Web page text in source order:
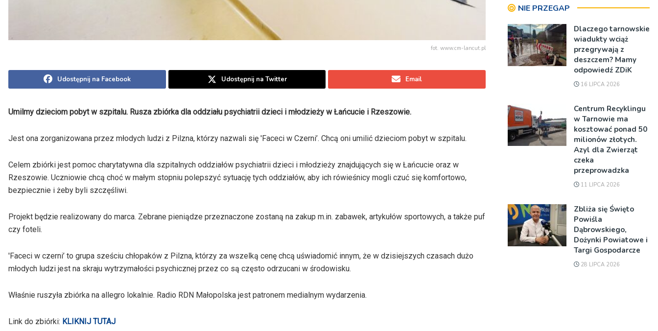
fot. www.cm-lancut.pl
Udostępnij na Facebook Udostępnij na Twitter Email
Umilmy dzieciom pobyt w szpitalu. Rusza zbiórka dla oddziału psychiatrii dzieci i młodzieży w Łańcucie i Rzeszowie.
Jest ona zorganizowana przez młodych ludzi z Pilzna, którzy nazwali się 'Faceci w Czerni’. Chcą oni umilić dzieciom pobyt w szpitalu.
Celem zbiórki jest pomoc charytatywna dla szpitalnych oddziałów psychiatrii dzieci i młodzieży znajdujących się w Łańcucie oraz w
Rzeszowie. Uczniowie chcą choć w małym stopniu polepszyć sytuację tych oddziałów, aby ich rówieśnicy mogli czuć się komfortowo,
bezpiecznie i żeby byli szczęśliwi.
Projekt będzie realizowany do marca. Zebrane pieniądze przeznaczone zostaną na zakup m.in. zabawek, artykułów sportowych, a także puf
czy foteli.
'Faceci w czerni’ to grupa sześciu chłopaków z Pilzna, którzy za wszelką cenę chcą uświadomić innym, że w dzisiejszych czasach dużo
młodych ludzi jest na skraju wytrzymałości psychicznej przez co są często odrzucani w środowisku.
Właśnie ruszyła zbiórka na allegro lokalnie. Radio RDN Małopolska jest patronem medialnym wydarzenia.
Link do zbiórki: KLIKNIJ TUTAJ
NIE PRZEGAP
Dlaczego tarnowskie
wiadukty wciąż
przegrywają z
deszczem? Mamy
odpowiedź ZDiK
16 LIPCA 2026
Centrum Recyklingu
w Tarnowie ma
kosztować ponad 50
milionów złotych.
Azyl dla Zwierząt
czeka
przeprowadzka
11 LIPCA 2026
Zbliża się Święto
Powiśla
Dąbrowskiego,
Dożynki Powiatowe i
Targi Gospodarcze
28 LIPCA 2026